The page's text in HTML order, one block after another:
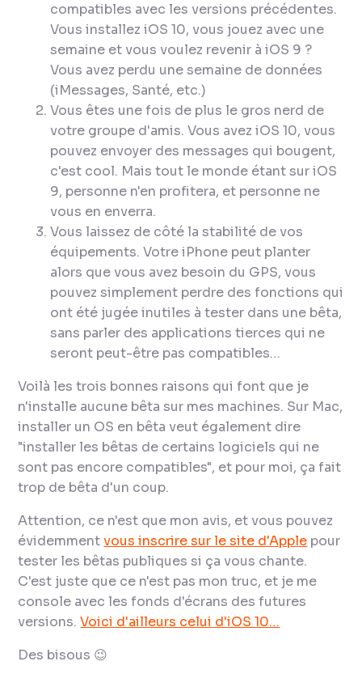
compatibles avec les versions précédentes.
Vous installez iOS 10, vous jouez avec une
semaine et vous voulez revenir à iOS 9 ?
Vous avez perdu une semaine de données
(iMessages, Santé, etc.)
Vous êtes une fois de plus le gros nerd de
votre groupe d'amis. Vous avez iOS 10, vous
pouvez envoyer des messages qui bougent,
c'est cool. Mais tout le monde étant sur iOS
9, personne n'en profitera, et personne ne
vous en enverra.
Vous laissez de côté la stabilité de vos
équipements. Votre iPhone peut planter
alors que vous avez besoin du GPS, vous
pouvez simplement perdre des fonctions qui
ont été jugée inutiles à tester dans une bêta,
sans parler des applications tierces qui ne
seront peut-être pas compatibles…
Voilà les trois bonnes raisons qui font que je
n'installe aucune bêta sur mes machines. Sur Mac,
installer un OS en bêta veut également dire
"installer les bêtas de certains logiciels qui ne
sont pas encore compatibles", et pour moi, ça fait
trop de bêta d'un coup.
Attention, ce n'est que mon avis, et vous pouvez
évidemmentvous inscrire sur le site d'Apple pour
tester les bêtas publiques si ça vous chante.
C'est juste que ce n'est pas mon truc, et je me
console avec les fonds d'écrans des futures
versions.Voici d'ailleurs celui d'iOS 10…
Des bisous 😉